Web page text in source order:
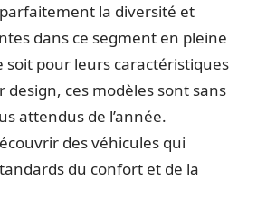
la diversité et
dans ce segment en pleine
soit pour leurs caractéristiques
ces modèles sont sans
attendus de l’année.
des véhicules qui
du confort et de la